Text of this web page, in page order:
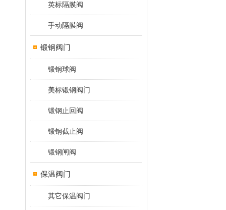
英标隔膜阀
手动隔膜阀
锻钢阀门
锻钢球阀
美标锻钢阀门
锻钢止回阀
锻钢截止阀
锻钢闸阀
保温阀门
其它保温阀门